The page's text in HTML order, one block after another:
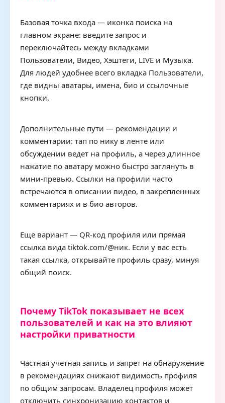
Базовая точка входа — иконка поиска на
главном экране: введите запрос и
переключайтесь между вкладками
Пользователи, Видео, Хэштеги, LIVE и Музыка.
Для людей удобнее всего вкладка Пользователи,
где видны аватары, имена, био и ссылочные
кнопки.
Дополнительные пути — рекомендации и
комментарии: тап по нику в ленте или
обсуждении ведет на профиль, а через длинное
нажатие по аватару можно быстро заглянуть в
мини-превью. Ссылки на профили часто
встречаются в описании видео, в закрепленных
комментариях и в био авторов.
Еще вариант — QR-код профиля или прямая
ссылка вида tiktok.com/@ник. Если у вас есть
такая ссылка, открывайте профиль сразу, минуя
общий поиск.
Почему TikTok показывает не всех
пользователей и как на это влияют
настройки приватности
Частная учетная запись и запрет на обнаружение
в рекомендациях снижают видимость профиля
по общим запросам. Владелец профиля может
отключить синхронизацию контактов и